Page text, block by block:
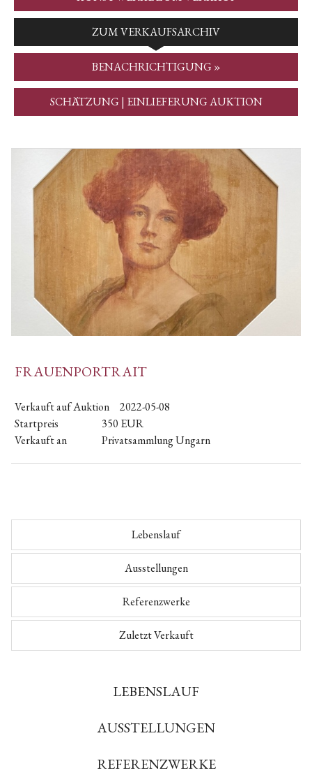
ZUM VERKAUFSARCHIV
BENACHRICHTIGUNG »
SCHÄTZUNG | EINLIEFERUNG AUKTION
FRAUENPORTRAIT
Verkauft auf Auktion
2022-05-08
Startpreis
350 EUR
Verkauft an
Privatsammlung Ungarn
Lebenslauf
Ausstellungen
Referenzwerke
Zuletzt Verkauft
LEBENSLAUF
AUSSTELLUNGEN
REFERENZWERKE